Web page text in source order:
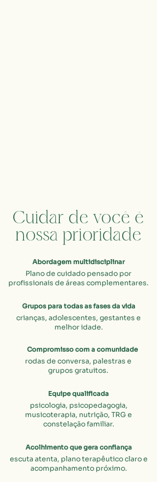
Cuidar de você é
nossa prioridade
Abordagem multidisciplinar
Plano de cuidado pensado por
profissionais de áreas complementares.
Grupos para todas as fases da vida
crianças, adolescentes, gestantes e
melhor idade.
Compromisso com a comunidade
rodas de conversa, palestras e
grupos gratuitos.
Equipe qualificada
psicologia, psicopedagogia,
musicoterapia, nutrição, TRG e
constelação familiar.
Acolhimento que gera confiança
escuta atenta, plano terapêutico claro e
acompanhamento próximo.